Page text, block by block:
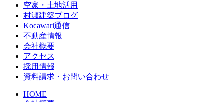
空家・土地活用
村瀬建築ブログ
Kodawari通信
不動産情報
会社概要
アクセス
採用情報
資料請求・お問い合わせ
HOME